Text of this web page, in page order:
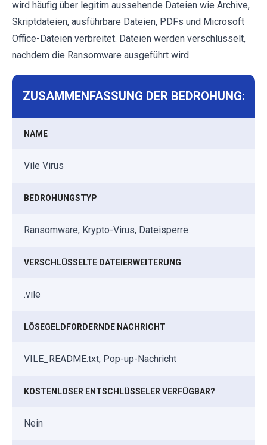
wird häufig über legitim aussehende Dateien wie Archive,
Skriptdateien, ausführbare Dateien, PDFs und Microsoft
Office-Dateien verbreitet. Dateien werden verschlüsselt,
nachdem die Ransomware ausgeführt wird.
ZUSAMMENFASSUNG DER BEDROHUNG:
NAME
Vile Virus
BEDROHUNGSTYP
Ransomware, Krypto-Virus, Dateisperre
VERSCHLÜSSELTE DATEIERWEITERUNG
.vile
LÖSEGELDFORDERNDE NACHRICHT
VILE_README.txt, Pop-up-Nachricht
KOSTENLOSER ENTSCHLÜSSELER VERFÜGBAR?
Nein